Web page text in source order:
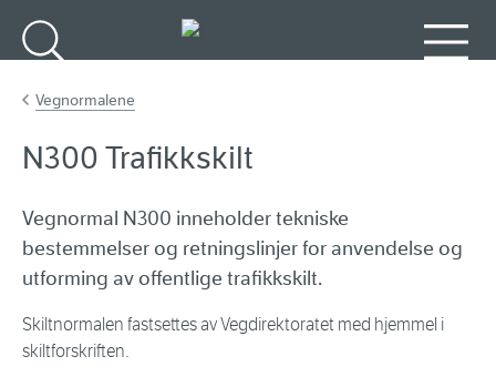
Vegnormalene
N300 Trafikkskilt
Vegnormal N300 inneholder tekniske
bestemmelser og retningslinjer for anvendelse og
utforming av offentlige trafikkskilt.
Skiltnormalen fastsettes av Vegdirektoratet med hjemmel i
skiltforskriften.